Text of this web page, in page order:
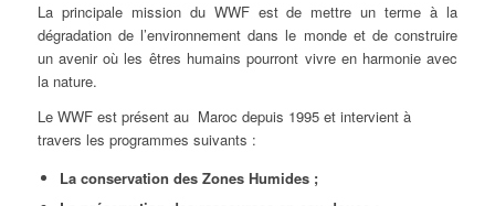
La principale mission du WWF est de mettre un terme à la
dégradation de l’environnement dans le monde et de construire
un avenir où les êtres humains pourront vivre en harmonie avec
la nature.
Le WWF est présent au Maroc depuis 1995 et intervient à
travers les programmes suivants :
La conservation des Zones Humides ;